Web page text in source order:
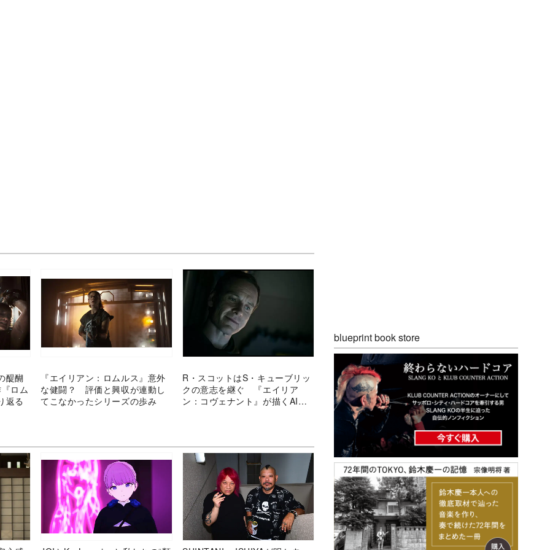
醍醐
ロム
返る
『エイリアン：ロムルス』意外
な健闘？ 評価と興収が連動し
てこなかったシリーズの歩み
R・スコットはS・キューブリッ
クの意志を継ぐ 『エイリア
ン：コヴェナント』が描くAIの
blueprint book store